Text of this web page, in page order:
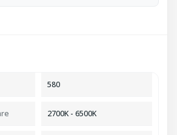
580
2700K - 6500K